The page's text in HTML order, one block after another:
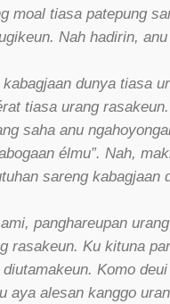
moal tiasa patepung
Nah hadirin,
kabagjaan dunya tiasa
tiasa urang
saha anu
élmu”. Nah,
sareng kabagjaan
panghareupan
rasakeun. Ku kituna
diutamakeun. Komo
aya alesan kanggo